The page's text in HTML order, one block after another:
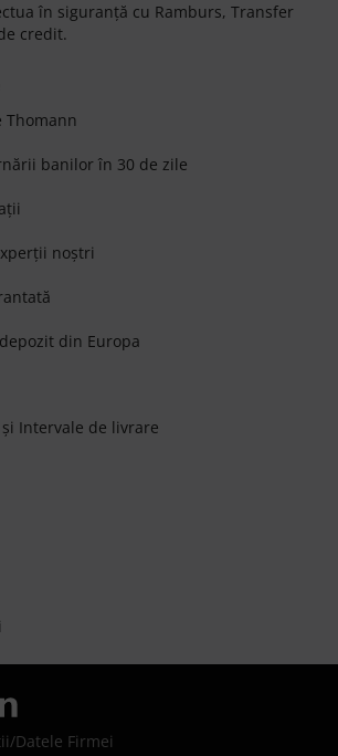
în siguranță cu Ramburs, Transfer
credit.
Thomann
banilor în 30 de zile
noștri
din Europa
Intervale de livrare
/Datele Firmei